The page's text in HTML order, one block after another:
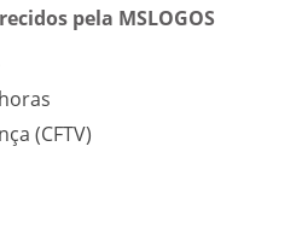
pela MSLOGOS
(CFTV)